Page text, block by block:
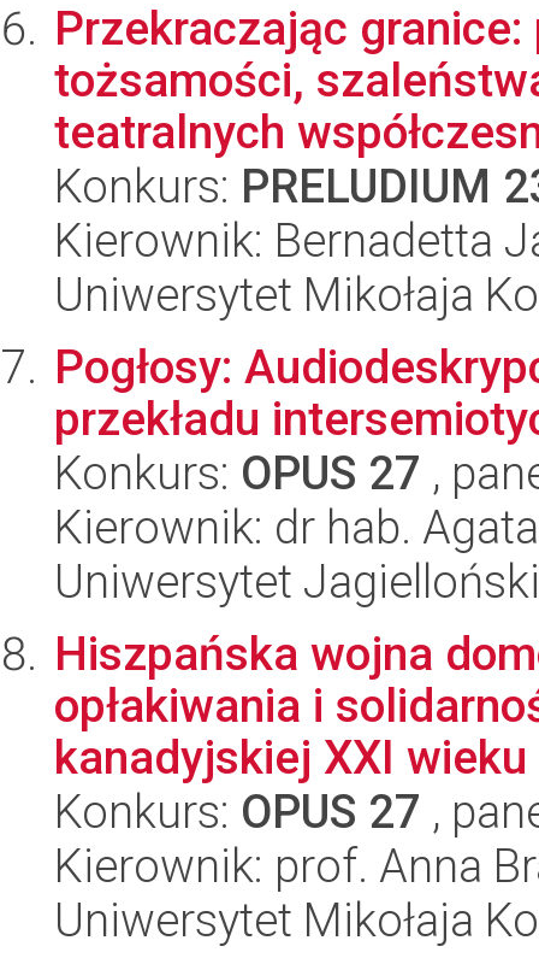
Przekraczając
tożsamości,
teatralnych
Konkurs: PRELUDIUM
Kierownik: Bernadetta
Uniwersytet Mikołaja
Pogłosy:
przekładu
Konkurs: OPUS 27 ,
Kierownik: dr hab.
Uniwersytet Jagielloński
Hiszpańska wojna
opłakiwania i
kanadyjskiej XXI wieku
Konkurs: OPUS 27 ,
Kierownik: prof. Anna
Uniwersytet Mikołaja